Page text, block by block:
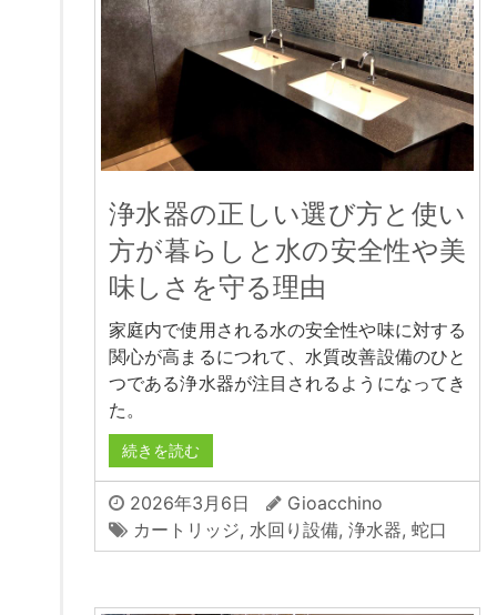
浄水器の正しい選び方と使い
方が暮らしと水の安全性や美
味しさを守る理由
家庭内で使用される水の安全性や味に対する
関心が高まるにつれて、水質改善設備のひと
つである浄水器が注目されるようになってき
た。
続きを読む
2026年3月6日
Gioacchino
カートリッジ, 水回り設備, 浄水器, 蛇口